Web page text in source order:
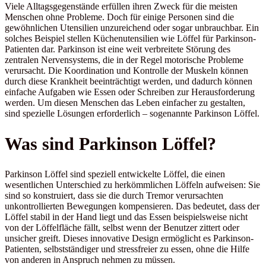
Viele Alltagsgegenstände erfüllen ihren Zweck für die meisten
Menschen ohne Probleme. Doch für einige Personen sind die
gewöhnlichen Utensilien unzureichend oder sogar unbrauchbar. Ein
solches Beispiel stellen Küchenutensilien wie Löffel für Parkinson-
Patienten dar. Parkinson ist eine weit verbreitete Störung des
zentralen Nervensystems, die in der Regel motorische Probleme
verursacht. Die Koordination und Kontrolle der Muskeln können
durch diese Krankheit beeinträchtigt werden, und dadurch können
einfache Aufgaben wie Essen oder Schreiben zur Herausforderung
werden. Um diesen Menschen das Leben einfacher zu gestalten,
sind spezielle Lösungen erforderlich – sogenannte Parkinson Löffel.
Was sind Parkinson Löffel?
Parkinson Löffel sind speziell entwickelte Löffel, die einen
wesentlichen Unterschied zu herkömmlichen Löffeln aufweisen: Sie
sind so konstruiert, dass sie die durch Tremor verursachten
unkontrollierten Bewegungen kompensieren. Das bedeutet, dass der
Löffel stabil in der Hand liegt und das Essen beispielsweise nicht
von der Löffelfläche fällt, selbst wenn der Benutzer zittert oder
unsicher greift. Dieses innovative Design ermöglicht es Parkinson-
Patienten, selbstständiger und stressfreier zu essen, ohne die Hilfe
von anderen in Anspruch nehmen zu müssen.